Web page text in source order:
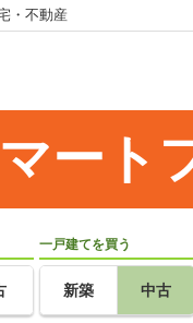
・不動産
ート
一戸建てを買う
新築 中古